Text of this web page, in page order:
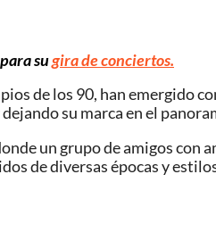
sugira de conciertos.
de los 90, han emergido
su marca en el
un grupo de amigos
de diversas épocas y